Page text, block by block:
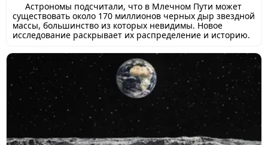
Астрономы подсчитали, что в Млечном Пути может
существовать около 170 миллионов черных дыр звездной
массы, большинство из которых невидимы. Новое
исследование раскрывает их распределение и историю.